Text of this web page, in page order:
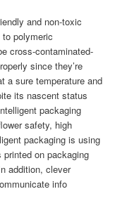
and non-toxic
polymeric
cross-contaminated-
since they’re
a sure temperature and
its nascent status
packaging
safety, high
packaging is using
on packaging
addition, clever
info